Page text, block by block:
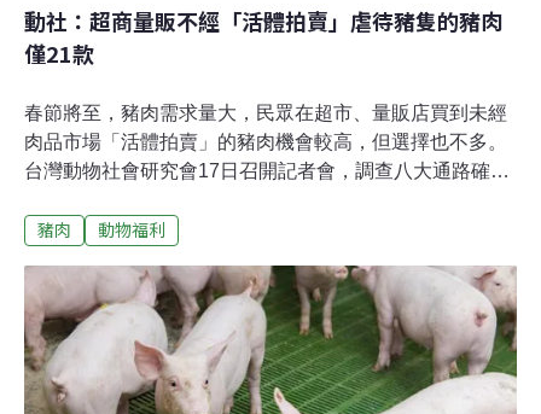
動社：超商量販不經「活體拍賣」虐待豬隻的豬肉
僅21款
春節將至，豬肉需求量大，民眾在超市、量販店買到未經
肉品市場「活體拍賣」的豬肉機會較高，但選擇也不多。
台灣動物社會研究會17日召開記者會，調查八大通路確認
賣的殘酷影像，呼籲企業採購帶頭轉型，販售牧場直送屠
拍賣制度，提升肉豬生產現代化。八大量販超市 尚未制定
「豬隻非活體拍賣」採購政策台灣每年消費超過740萬頭
豬，台灣動物社會研究會本此調查蒐集全台八大量販、超
市的60項冷藏、冷凍豬肉產品，未經「活體拍賣」的產品
占比僅約1/3，只有21款肉品來自沒有經過活體拍賣的豬
豬肉 動物福利